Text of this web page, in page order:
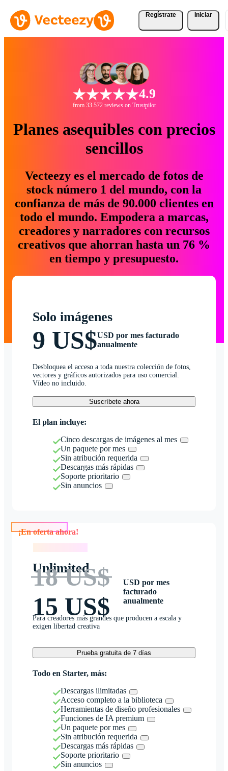
Regístrate Iniciar
4.9
from 33.572 reviews on Trustpilot
Planes asequibles con precios
sencillos
Vecteezy es el mercado de fotos de
stock número 1 del mundo, con la
confianza de más de 90.000 clientes en
todo el mundo. Empodera a marcas,
creadores y narradores con recursos
creativos que ahorran hasta un 76 %
en tiempo y presupuesto.
Solo imágenes
9 US$USD por mes facturado
anualmente
Desbloquea el acceso a toda nuestra colección de fotos,
vectores y gráficos autorizados para uso comercial.
Vídeo no incluido.
Suscríbete ahora
El plan incluye:
Cinco descargas de imágenes al mes
Un paquete por mes
Sin atribución requerida
Descargas más rápidas
Soporte prioritario
Sin anuncios
Unlimited
18 US$
15 US$
USD por mes
facturado
anualmente
Para creadores más grandes que producen a escala y
exigen libertad creativa
Prueba gratuita de 7 días
Todo en Starter, más:
Descargas ilimitadas
Acceso completo a la biblioteca
Herramientas de diseño profesionales
Funciones de IA premium
Un paquete por mes
Sin atribución requerida
Descargas más rápidas
Soporte prioritario
Sin anuncios